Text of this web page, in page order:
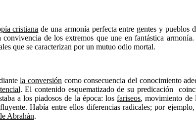
cristiana de una armonía perfecta entre gentes y pueblos
de los extremos que une en fantástica
que se caracterizan por un mutuo odio mortal.
la conversión como consecuencia del conocimiento
. El contenido esquematizado de su predicación
a los piadosos de la época: losfariseos, movimiento de
Había entre ellos diferencias radicales; por
Abrahán.